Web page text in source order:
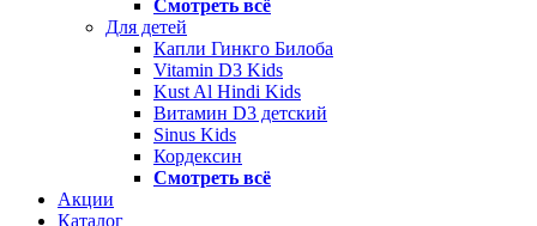
Смотреть всё
Для детей
Капли Гинкго Билоба
Vitamin D3 Kids
Kust Al Hindi Kids
Витамин D3 детский
Sinus Kids
Кордексин
Смотреть всё
Акции
Каталог